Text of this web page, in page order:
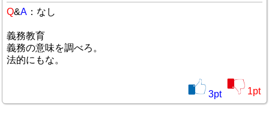
Q&A ：なし
義務教育
義務の意味を調べろ。
法的にもな。
3pt 1pt